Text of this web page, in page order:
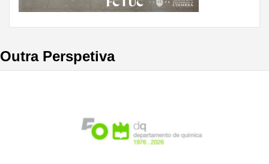
Outra Perspetiva